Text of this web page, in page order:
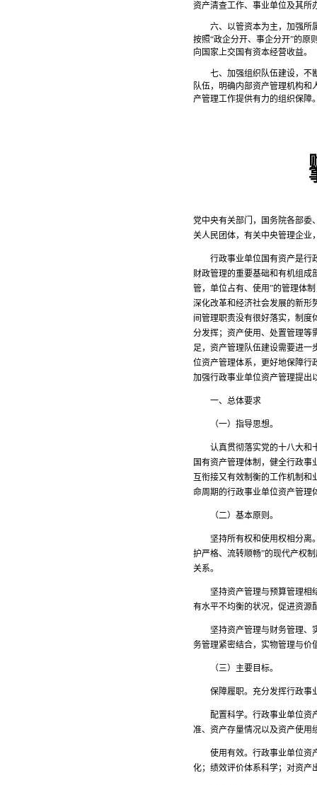
资产清查工作、事业单位及其所
六、以管资本为主，加强所
按照“政企分开、事企分开”的原
向国家上交国有资本经营收益。
七、加强组织队伍建设，不
队伍，明确内部资产管理机构
产管理工作提供有力的组织保障
党中央有关部门，国务院各部委
关人民团体，有关中央管理企
行政事业单位国有资产是行政
财政管理的重要基础和有机组成
管，单位占有、使用”的管理体
深化改革和经济社会发展的新形
间管理职责没有很好落实，制度
分发挥；资产使用、处置管理等
足，资产管理队伍建设需要进一
位资产管理体系，更好地保障行
加强行政事业单位资产管理提
一、总体要求
（一）指导思想。
认真贯彻落实党的十八大和十
国有资产管理体制，健全行政
互衔接又有效制衡的工作机制和
命周期的行政事业单位资产管
（二）基本原则。
坚持所有权和使用权相分离。
护严格、流转顺畅”的现代产权
关系。
坚持资产管理与预算管理相结
有水平不均衡的状况，促进资
坚持资产管理与财务管理、实
务管理紧密结合，实物管理与
（三）主要目标。
保障履职。充分发挥行政事
配置科学。行政事业单位资产
准、资产存量情况以及资产使
使用有效。行政事业单位资产
化；绩效评价体系科学；对资